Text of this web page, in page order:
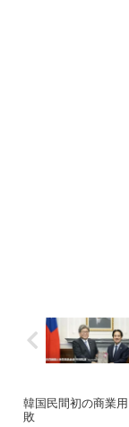
韓国民間初の商業
敗